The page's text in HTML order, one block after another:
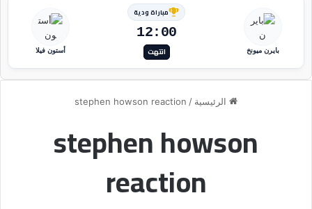
بايرن ميونخ
مباراة ودية
12:00
انتهت أستون فيلا
الرئيسية /
stephen howson reaction
stephen howson
reaction